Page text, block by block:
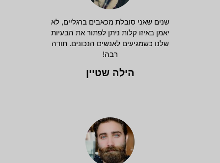
שנים שאני סובלת מכאבים ברגליים, לא
יאמן באיזו קלות ניתן לפתור את הבעיות
שלנו כשמגיעים לאנשים הנכונים. תודה
רבה!
הילה שטיין